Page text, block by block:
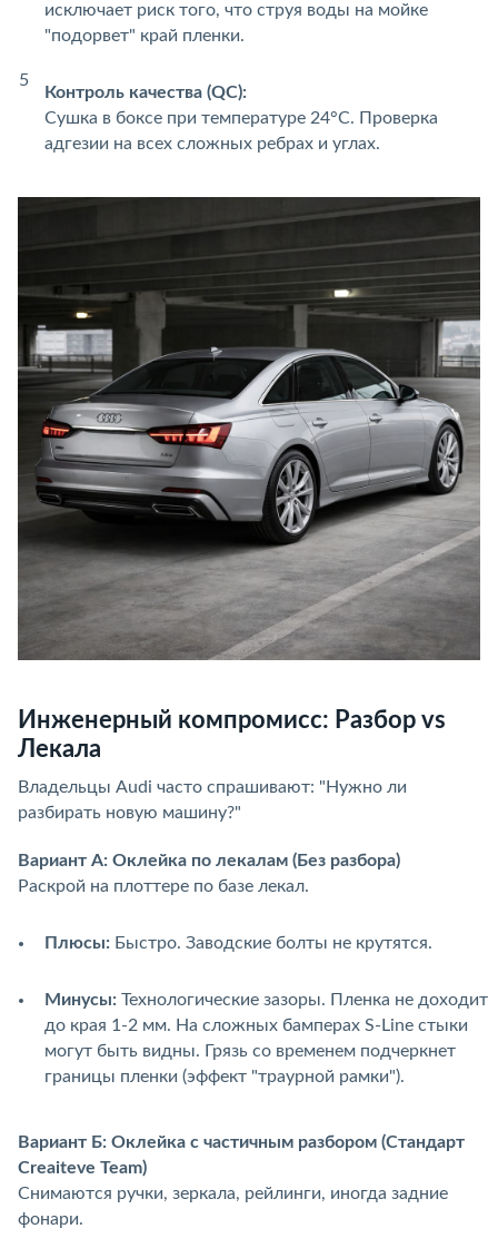
исключает риск того, что струя воды на мойке
"подорвет" край пленки.
Контроль качества (QC):
Сушка в боксе при температуре 24°C. Проверка
адгезии на всех сложных ребрах и углах.
Инженерный компромисс: Разбор vs
Лекала
Владельцы Audi часто спрашивают: "Нужно ли
разбирать новую машину?"
Вариант А: Оклейка по лекалам (Без разбора)
Раскрой на плоттере по базе лекал.
Плюсы: Быстро. Заводские болты не крутятся.
Минусы: Технологические зазоры. Пленка не доходит
до края 1-2 мм. На сложных бамперах S-Line стыки
могут быть видны. Грязь со временем подчеркнет
границы пленки (эффект "траурной рамки").
Вариант Б: Оклейка с частичным разбором (Стандарт
Creaiteve Team)
Снимаются ручки, зеркала, рейлинги, иногда задние
фонари.